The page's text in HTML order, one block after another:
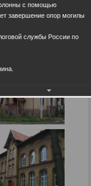
с помощью
завершение опор могилы
службы России по